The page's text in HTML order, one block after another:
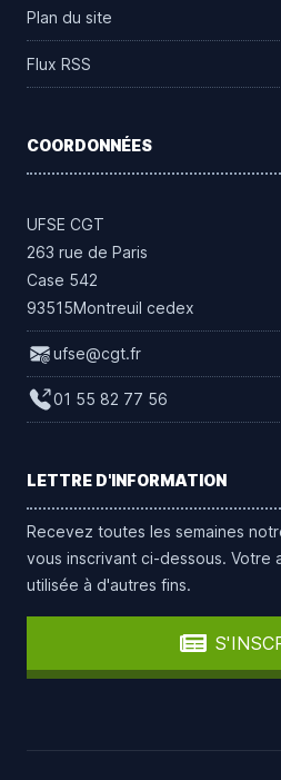
Plan du site
Flux RSS
COORDONNÉES
UFSE CGT
263 rue de Paris
Case 542
93515Montreuil cedex
ufse@cgt.fr
01 55 82 77 56
LETTRE D'INFORMATION
Recevez toutes les semaines
vous inscrivant ci-dessous. Votre
utilisée à d'autres fins.